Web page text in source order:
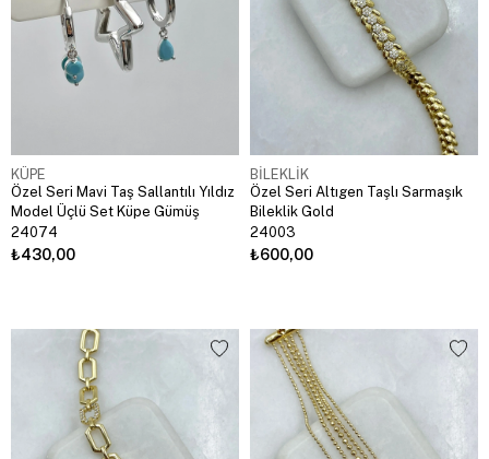
KÜPE
Özel Seri Mavi Taş Sallantılı Yıldız
Model Üçlü Set Küpe Gümüş
24074
₺430,00
BİLEKLİK
Özel Seri Altıgen Taşlı Sarmaşık
Bileklik Gold
24003
₺600,00